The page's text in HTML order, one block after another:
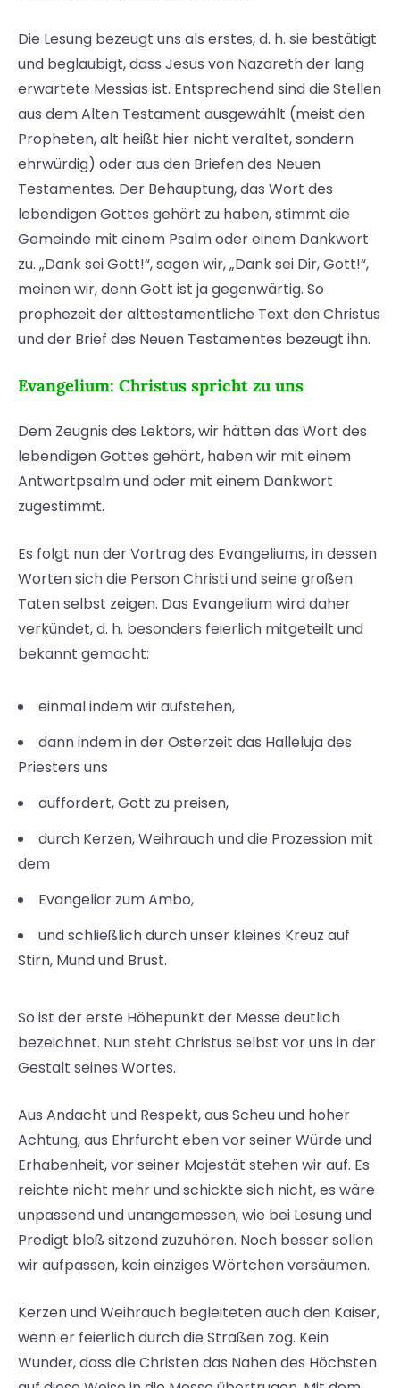
Die Lesung bezeugt uns als erstes, d. h. sie bestätigt
und beglaubigt, dass Jesus von Nazareth der lang
erwartete Messias ist. Entsprechend sind die Stellen
aus dem Alten Testament ausgewählt (meist den
Propheten, alt heißt hier nicht veraltet, sondern
ehrwürdig) oder aus den Briefen des Neuen
Testamentes. Der Behauptung, das Wort des
lebendigen Gottes gehört zu haben, stimmt die
Gemeinde mit einem Psalm oder einem Dankwort
zu. „Dank sei Gott!“, sagen wir, „Dank sei Dir, Gott!“,
meinen wir, denn Gott ist ja gegenwärtig. So
prophezeit der alttestamentliche Text den Christus
und der Brief des Neuen Testamentes bezeugt ihn.
Evangelium: Christus spricht zu uns
Dem Zeugnis des Lektors, wir hätten das Wort des
lebendigen Gottes gehört, haben wir mit einem
Antwortpsalm und oder mit einem Dankwort
zugestimmt.
Es folgt nun der Vortrag des Evangeliums, in dessen
Worten sich die Person Christi und seine großen
Taten selbst zeigen. Das Evangelium wird daher
verkündet, d. h. besonders feierlich mitgeteilt und
bekannt gemacht:
einmal indem wir aufstehen,
dann indem in der Osterzeit das Halleluja des
Priesters uns
auffordert, Gott zu preisen,
durch Kerzen, Weihrauch und die Prozession mit
dem
Evangeliar zum Ambo,
und schließlich durch unser kleines Kreuz auf
Stirn, Mund und Brust.
So ist der erste Höhepunkt der Messe deutlich
bezeichnet. Nun steht Christus selbst vor uns in der
Gestalt seines Wortes.
Aus Andacht und Respekt, aus Scheu und hoher
Achtung, aus Ehrfurcht eben vor seiner Würde und
Erhabenheit, vor seiner Majestät stehen wir auf. Es
reichte nicht mehr und schickte sich nicht, es wäre
unpassend und unangemessen, wie bei Lesung und
Predigt bloß sitzend zuzuhören. Noch besser sollen
wir aufpassen, kein einziges Wörtchen versäumen.
Kerzen und Weihrauch begleiteten auch den Kaiser,
wenn er feierlich durch die Straßen zog. Kein
Wunder, dass die Christen das Nahen des Höchsten